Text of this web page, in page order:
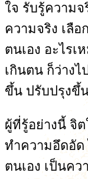
ใจ รับรู้ความจ
ความจริง เลือ
ตนเอง อะไร
เกินตน ก็ว่างไ
ขึ้น ปรับปรุงขึ้
ผู้ที่รู้อย่างนี้ จิต
ทำความอึดอัด
ตนเอง เป็นค